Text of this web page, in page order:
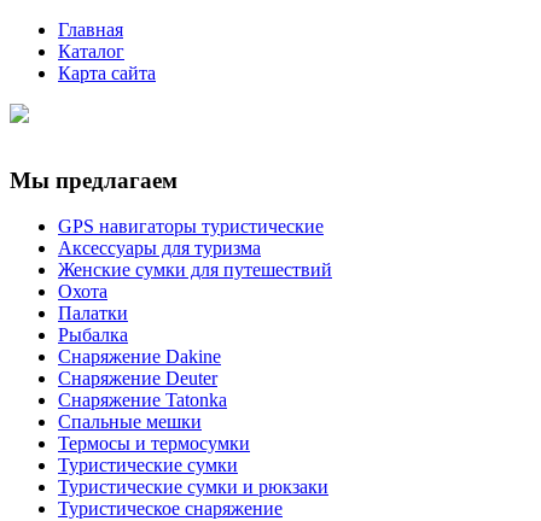
Главная
Каталог
Карта сайта
Мы предлагаем
GPS навигаторы туристические
Аксессуары для туризма
Женские сумки для путешествий
Охота
Палатки
Рыбалка
Снаряжение Dakine
Снаряжение Deuter
Снаряжение Tatonka
Спальные мешки
Термосы и термосумки
Туристические сумки
Туристические сумки и рюкзаки
Туристическое снаряжение